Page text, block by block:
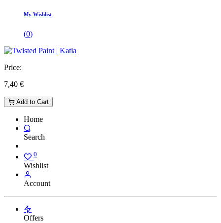
My Wishlist
(0)
Price:
7,40 €
Add to Cart
Home
Search
0
Wishlist
Account
Offers